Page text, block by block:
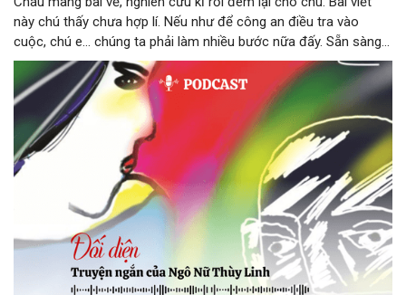
này chú thấy chưa hợp lí. Nếu như để công an điều tra vào
cuộc, chú e… chúng ta phải làm nhiều bước nữa đấy. Sẵn sàng
thì tiếp tục nhé! Chú Minh cầm tập bài viết đưa lại cho Thy. Cô
ngại ngùng đỡ lấy. Đây là lần thứ ba, loạt bài phóng sự của mình
bị Tổng biên tập kêu lên để trả lại...